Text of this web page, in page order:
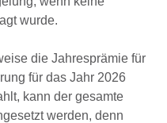
wurde.
die Jahresprämie für
für das Jahr 2026
kann der gesamte
werden, denn